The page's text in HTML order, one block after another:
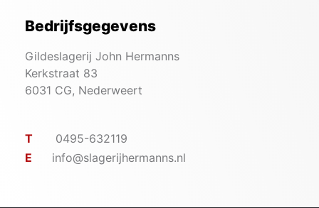
Bedrijfsgegevens
Gildeslagerij John Hermanns
Kerkstraat 83
6031 CG, Nederweert
T
0495-632119
E
info@slagerijhermanns.nl